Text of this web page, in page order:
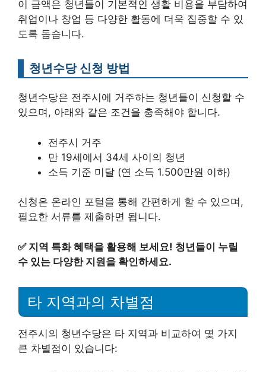
이 금액은 청년들이 기본적인 생활 비용을 부담하여
취업이나 창업 등 다양한 활동에 더욱 집중할 수 있
도록 돕습니다.
청년수당 신청 방법
청년수당은 전주시에 거주하는 청년들이 신청할 수
있으며, 아래와 같은 조건을 충족해야 합니다.
전주시 거주
만 19세에서 34세 사이의 청년
소득 기준 미달 (연 소득 1.500만원 이하)
신청은 온라인 포털을 통해 간편하게 할 수 있으며,
필요한 서류를 제출하면 됩니다.
✅ 지역 특화 혜택을 활용해 보세요! 청년들이 누릴
수 있는 다양한 지원을 확인하세요.
타 지역과의 차별점
전주시의 청년수당은 타 지역과 비교하여 몇 가지
큰 차별점이 있습니다: